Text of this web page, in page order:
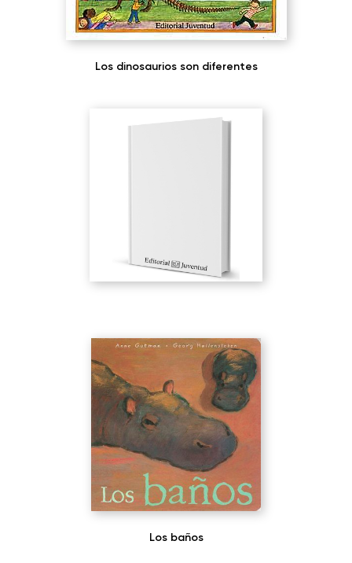
Los dinosaurios son diferentes
Los baños